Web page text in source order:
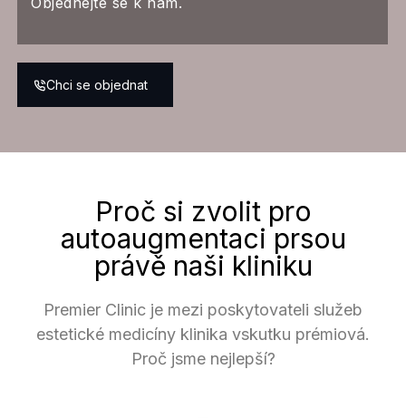
Chci se objednat
Proč si zvolit pro
autoaugmentaci prsou
právě naši kliniku
Premier Clinic je mezi poskytovateli služeb
estetické medicíny klinika vskutku prémiová.
Proč jsme nejlepší?